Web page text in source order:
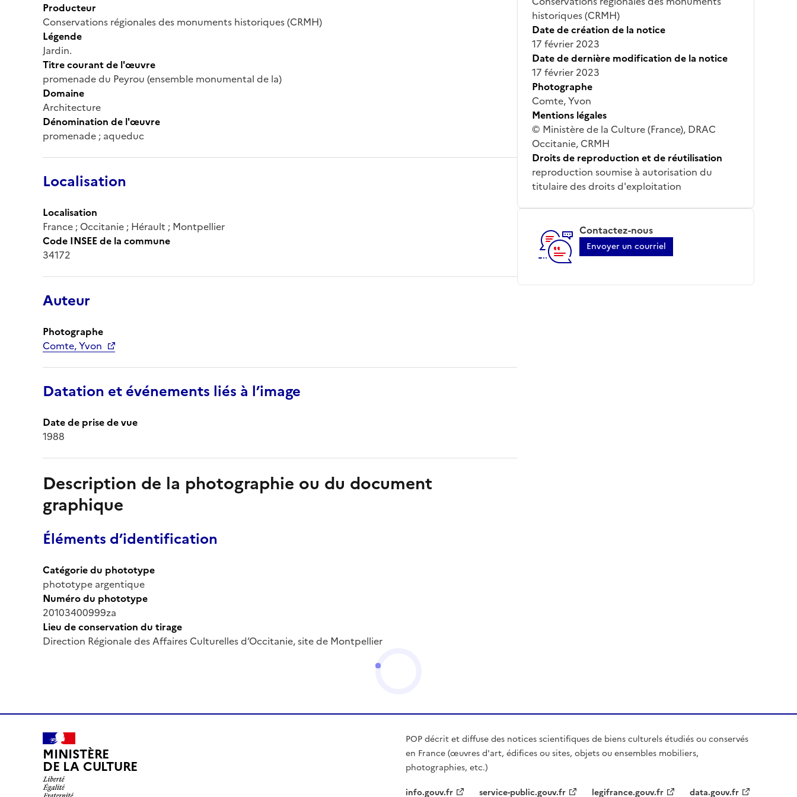
Producteur
Conservations régionales des monuments historiques (CRMH)
Légende
Jardin.
Titre courant de l'œuvre
promenade du Peyrou (ensemble monumental de la)
Domaine
Architecture
Dénomination de l'œuvre
promenade ; aqueduc
Localisation
Localisation
France ; Occitanie ; Hérault ; Montpellier
Code INSEE de la commune
34172
Auteur
Photographe
Comte, Yvon
Datation et événements liés à l’image
Date de prise de vue
1988
Description de la photographie ou du document
graphique
Éléments d’identification
Catégorie du phototype
phototype argentique
Numéro du phototype
20103400999za
Lieu de conservation du tirage
Direction Régionale des Affaires Culturelles d’Occitanie, site de Montpellier
historiques (CRMH)
Date de création de la notice
17 février 2023
Date de dernière modification de la notice
17 février 2023
Photographe
Comte, Yvon
Mentions légales
© Ministère de la Culture (France), DRAC
Occitanie, CRMH
Droits de reproduction et de réutilisation
reproduction soumise à autorisation du
titulaire des droits d'exploitation
Contactez-nous
Envoyer un courriel
MINISTÈRE
DE LA CULTURE
POP décrit et diffuse des notices scientifiques de biens culturels étudiés ou conservés
en France (œuvres d'art, édifices ou sites, objets ou ensembles mobiliers,
photographies, etc.)
info.gouv.fr
service-public.gouv.fr legifrance.gouv.fr data.gouv.fr